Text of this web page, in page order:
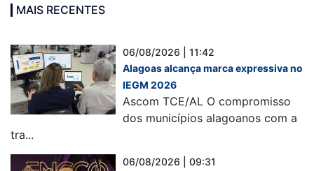
MAIS RECENTES
06/08/2026 | 11:42
Alagoas alcança marca expressiva no
IEGM 2026
Ascom TCE/AL O compromisso
dos municípios alagoanos com a
tra...
06/08/2026 | 09:31